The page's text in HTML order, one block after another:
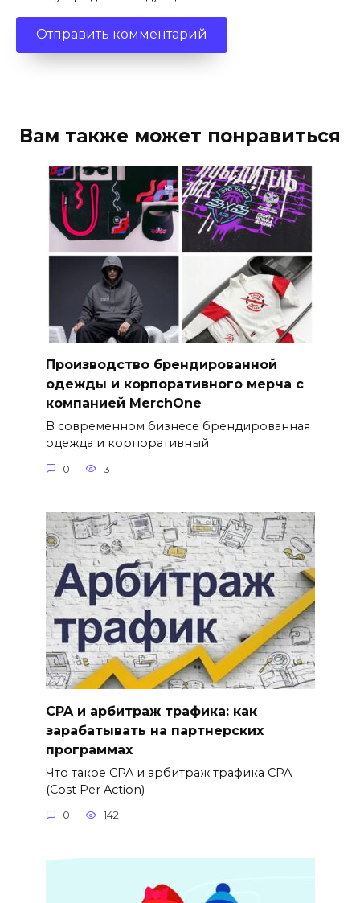
Вам также может понравиться
Производство брендированной
одежды и корпоративного мерча с
компанией MerchOne
В современном бизнесе брендированная
одежда и корпоративный
0 3
CPA и арбитраж трафика: как
зарабатывать на партнерских
программах
Что такое CPA и арбитраж трафика CPA
(Cost Per Action)
0 142